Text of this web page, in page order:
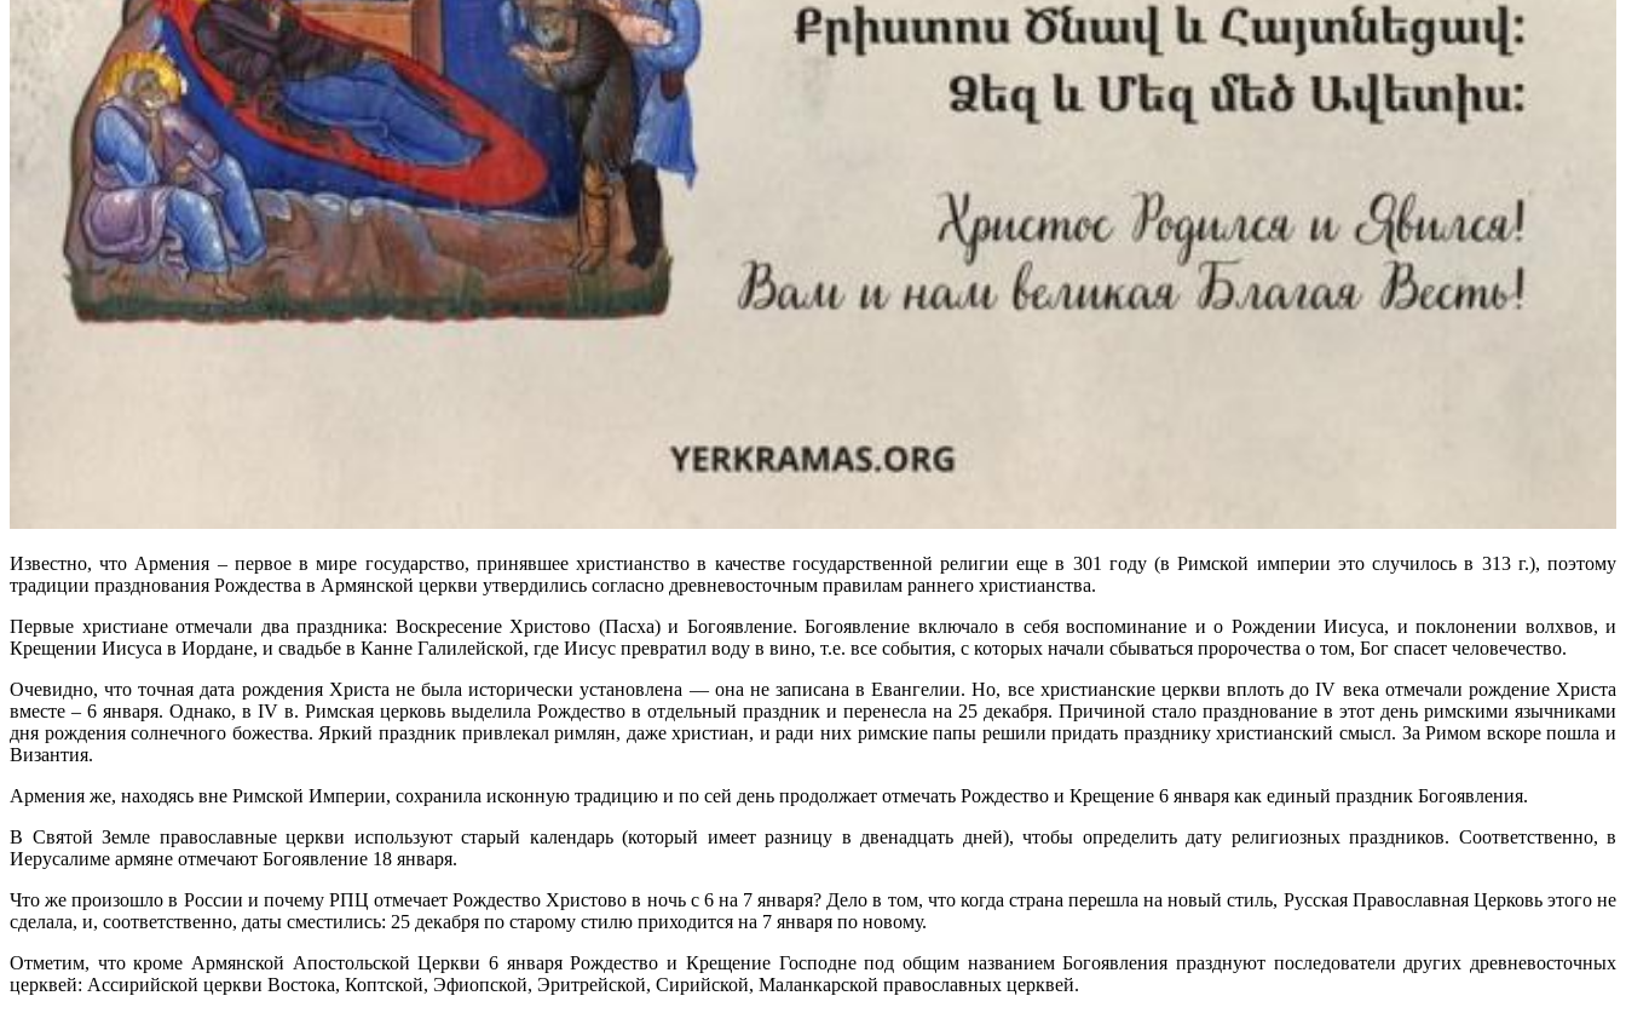
Известно, что Армения – первое в мире государство, принявшее христианство в качестве государственной религии еще в 301 году (в Римской империи это случилось в 313 г.), поэтому
традиции празднования Рождества в Армянской церкви утвердились согласно древневосточным правилам раннего христианства.
Первые христиане отмечали два праздника: Воскресение Христово (Пасха) и Богоявление. Богоявление включало в себя воспоминание и о Рождении Иисуса, и поклонении волхвов, и
Крещении Иисуса в Иордане, и свадьбе в Канне Галилейской, где Иисус превратил воду в вино, т.е. все события, с которых начали сбываться пророчества о том, Бог спасет человечество.
Очевидно, что точная дата рождения Христа не была исторически установлена — она не записана в Евангелии. Но, все христианские церкви вплоть до IV века отмечали рождение Христа
вместе – 6 января. Однако, в IV в. Римская церковь выделила Рождество в отдельный праздник и перенесла на 25 декабря. Причиной стало празднование в этот день римскими язычниками
дня рождения солнечного божества. Яркий праздник привлекал римлян, даже христиан, и ради них римские папы решили придать празднику христианский смысл. За Римом вскоре пошла и
Византия.
Армения же, находясь вне Римской Империи, сохранила исконную традицию и по сей день продолжает отмечать Рождество и Крещение 6 января как единый праздник Богоявления.
В Святой Земле православные церкви используют старый календарь (который имеет разницу в двенадцать дней), чтобы определить дату религиозных праздников. Соответственно, в
Иерусалиме армяне отмечают Богоявление 18 января.
Что же произошло в России и почему РПЦ отмечает Рождество Христово в ночь с 6 на 7 января? Дело в том, что когда страна перешла на новый стиль, Русская Православная Церковь этого не
сделала, и, соответственно, даты сместились: 25 декабря по старому стилю приходится на 7 января по новому.
Отметим, что кроме Армянской Апостольской Церкви 6 января Рождество и Крещение Господне под общим названием Богоявления празднуют последователи других древневосточных
церквей: Ассирийской церкви Востока, Коптской, Эфиопской, Эритрейской, Сирийской, Маланкарской православных церквей.